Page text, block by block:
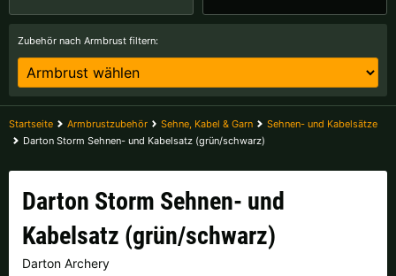
Zubehör nach Armbrust filtern:
Startseite Armbrustzubehör Sehne, Kabel & Garn
Sehnen- und Kabelsätze
Darton Storm Sehnen- und Kabelsatz (grün/schwarz)
Darton Storm Sehnen- und
Kabelsatz (grün/schwarz)
Darton Archery
Deutsch (AT) Deutsch (CH)
Bitte wählen Sie Ihre Versandregion:
Belgien |€ Bulgarien |лв
Finnland |€ Frankreich |
Italien |€ Kroatien |
ZUBEHÖR
KONTAKT